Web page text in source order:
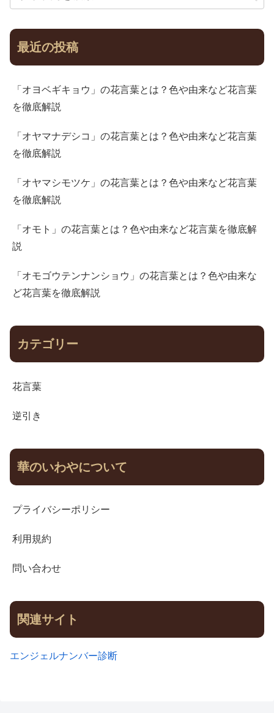
最近の投稿
「オヨベギキョウ」の花言葉とは？色や由来など花言葉
を徹底解説
「オヤマナデシコ」の花言葉とは？色や由来など花言葉
を徹底解説
「オヤマシモツケ」の花言葉とは？色や由来など花言葉
を徹底解説
「オモト」の花言葉とは？色や由来など花言葉を徹底解
説
「オモゴウテンナンショウ」の花言葉とは？色や由来な
ど花言葉を徹底解説
カテゴリー
花言葉
逆引き
華のいわやについて
プライバシーポリシー
利用規約
問い合わせ
関連サイト
エンジェルナンバー診断